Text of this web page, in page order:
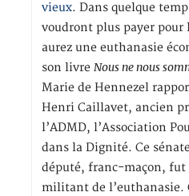
vieux. Dans quelque
voudront plus payer pour
aurez une euthanasie
son livreNous ne nous
Marie de Hennezel
Henri Caillavet, ancien
l’ADMD, l’Association
dans la Dignité. Ce
député, franc-maçon,
militant de l’euthanasie.